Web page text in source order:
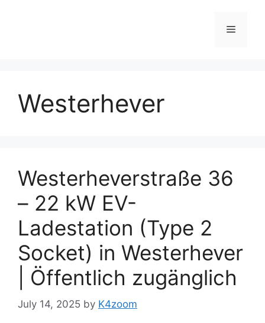
Menu
Westerhever
Westerheverstraße 36
– 22 kW EV-
Ladestation (Type 2
Socket) in Westerhever
| Öffentlich zugänglich
July 14, 2025 by K4zoom